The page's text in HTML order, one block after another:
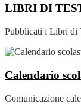
LIBRI DI
Pubblicati i Libri di
Calendario
Comunicazione